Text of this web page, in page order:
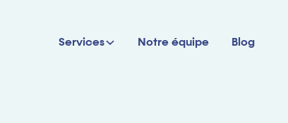
Services Notre équipe Blog